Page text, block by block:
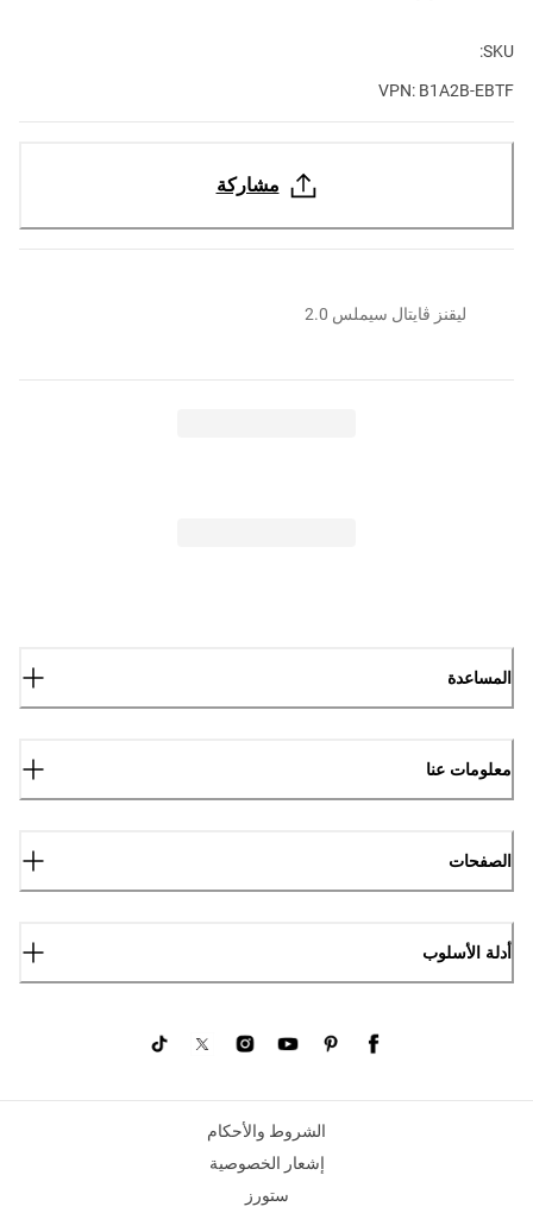
SKU:
VPN: B1A2B-EBTF
مشاركة
ليقنز ڤايتال سيملس 2.0
المساعدة
معلومات عنا
الصفحات
أدلة الأسلوب
الشروط والأحكام
إشعار الخصوصية
ستورز